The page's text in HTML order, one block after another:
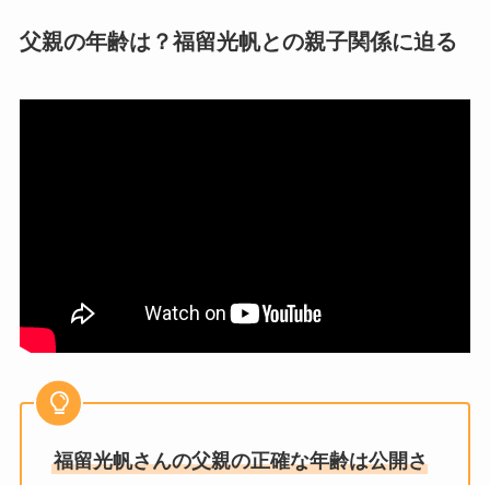
父親の年齢は？福留光帆との親子関係に迫る
福留光帆さんの父親の正確な年齢は公開さ